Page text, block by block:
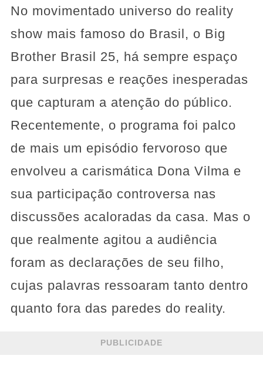
No movimentado universo do reality
show mais famoso do Brasil, o Big
Brother Brasil 25, há sempre espaço
para surpresas e reações inesperadas
que capturam a atenção do público.
Recentemente, o programa foi palco
de mais um episódio fervoroso que
envolveu a carismática Dona Vilma e
sua participação controversa nas
discussões acaloradas da casa. Mas o
que realmente agitou a audiência
foram as declarações de seu filho,
cujas palavras ressoaram tanto dentro
quanto fora das paredes do reality.
PUBLICIDADE